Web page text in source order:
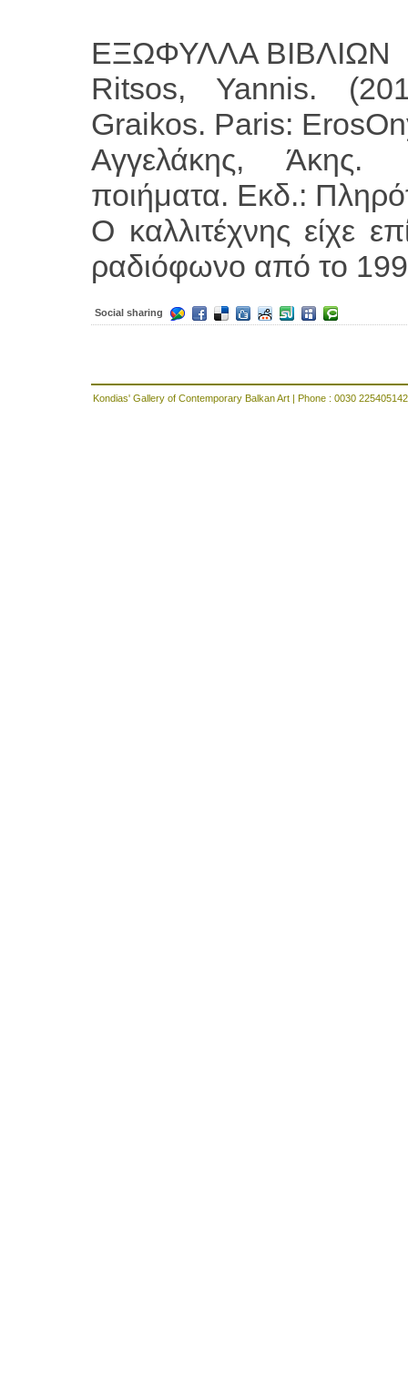
ΕΞΩΦΥΛΛΑ ΒΙΒΛΙΩΝ
Ritsos, Yannis.
Graikos. Paris:
Αγγελάκης, Άκης.
ποιήματα. Εκδ.:
Ο καλλιτέχνης είχε
ραδιόφωνο από το
Social sharing
Kondias' Gallery of Contemporary Balkan Art | Phone : 0030